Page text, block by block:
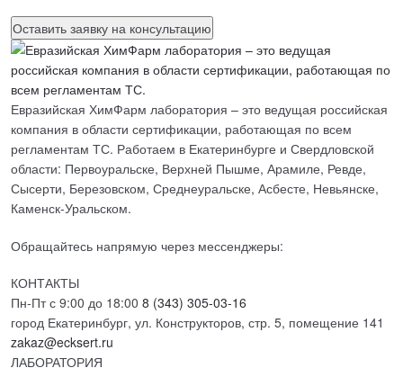
Евразийская ХимФарм лаборатория – это ведущая российская
компания в области сертификации, работающая по всем
регламентам ТС. Работаем в Екатеринбурге и Свердловской
области: Первоуральске, Верхней Пышме, Арамиле, Ревде,
Сысерти, Березовском, Среднеуральске, Асбесте, Невьянске,
Каменск-Уральском.
Обращайтесь напрямую через мессенджеры:
КОНТАКТЫ
Пн-Пт с 9:00 до 18:00 8 (343) 305-03-16
город Екатеринбург, ул. Конструкторов, стр. 5, помещение 141
zakaz@ecksert.ru
ЛАБОРАТОРИЯ